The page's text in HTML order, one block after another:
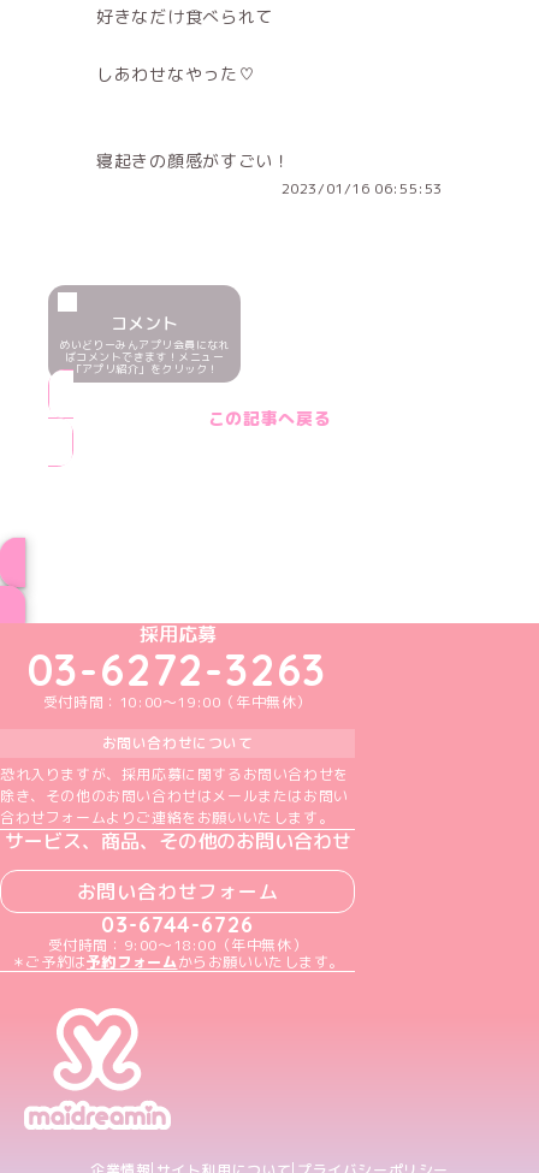
好きなだけ食べられて
しあわせなやった♡
寝起きの顔感がすごい！
2023/01/16 06:55:53
コメント
めいどりーみんアプリ会員になれ
ばコメントできます！メニュー
「アプリ紹介」をクリック！
この記事へ戻る
めいどりーみんTikTok公式アカウント
めいどりーみんX公式アカウント
めいどりーみんInstagram公式アカウント
めいどりーみんFacebook公式アカウン
めいどりーみんYouTube公式アカ
採用応募
03-6272-3263
受付時間：10:00～19:00（年中無休）
お問い合わせについて
恐れ入りますが、採用応募に関するお問い合わせを
除き、その他のお問い合わせはメールまたはお問い
合わせフォームよりご連絡をお願いいたします。
サービス、商品、その他のお問い合わせ
お問い合わせフォーム
03-6744-6726
受付時間：9:00～18:00（年中無休）
＊ご予約は予約フォームからお願いいたします。